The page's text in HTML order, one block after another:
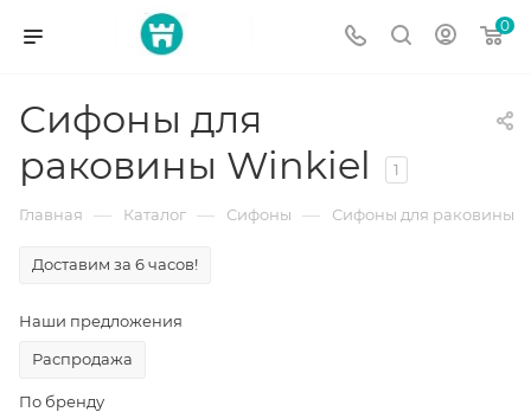
0
Сифоны для
раковины Winkiel
1
Главная — Каталог — Сифоны — Сифоны для раковины
Доставим за 6 часов!
Наши предложения
Распродажа
По бренду